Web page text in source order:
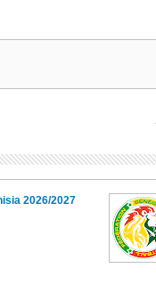
2026/2027